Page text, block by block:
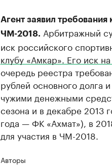
Агент заявил
ЧМ-2018. Арбитражный
иск российского
клубу ​«Амкар». Его иск
очередь реестра
рублей основного долга
чужими денежными
сезона и в декабре 2013
года — ФК «Ахмат»), в
для участия в ЧМ-2018.
Авторы